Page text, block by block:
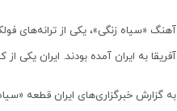
آهنگ «سیاه زنگی»، یکی از ترانه‌های
آفریقا به ایران آمده بودند. ایران